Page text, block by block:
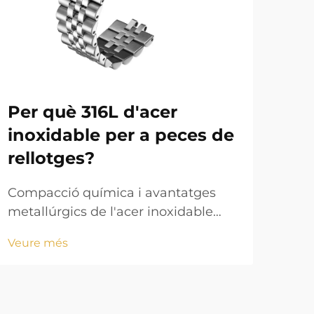
Per què 316L d'acer
inoxidable per a peces de
rellotges?
Compacció química i avantatges
metallúrgics de l'acer inoxidable
Comprendre la seva composició
Veure més